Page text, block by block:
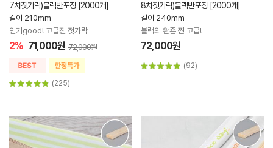
7치젓가락)블랙반포장 [2000개]
길이 210mm
인기good! 고급진 젓가락
2% 71,000원 72,000원
(225)
8치젓가락)블랙반포장 [2000개]
길이 240mm
블랙의 완죤 찐 고급!
72,000원
(92)